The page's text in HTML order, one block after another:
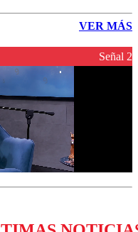
VER MÁS
Señal 2